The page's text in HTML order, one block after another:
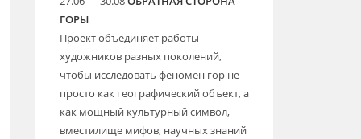
ГОРЫ
Проект объединяет работы
художников разных поколений,
чтобы исследовать феномен гор не
просто как географический объект, а
как мощный культурный символ,
вместилище мифов, научных знаний